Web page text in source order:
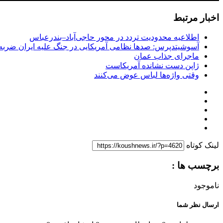
اخبار مرتبط
اطلاعیه محدودیت تردد در محور حاجی‌آباد–بندرعباس
آسوشیتدپرس: صدها نظامی آمریکایی در جنگ علیه ایران
ماجرای جذاب عمان
ژاپن دست نشانده آمریکاست
وقتی واژه‌ها لباس عوض می‌کنند
لینک کوتاه
برچسب ها :
ناموجود
ارسال نظر شما